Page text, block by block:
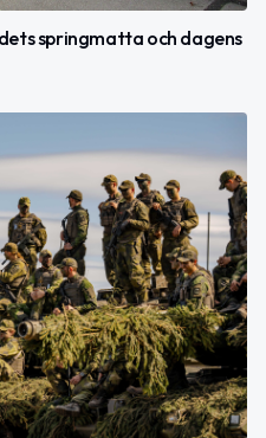
springmatta och dagens